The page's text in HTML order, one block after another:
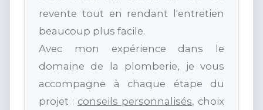
revente tout en rendant l'entretien
beaucoup plus facile.
Avec mon expérience dans le
domaine de la plomberie, je vous
accompagne à chaque étape du
projet : conseils personnalisés, choix